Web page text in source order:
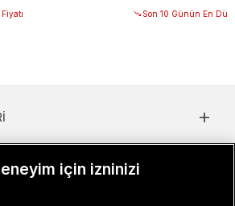
Son 10 Günün En
için izninizi